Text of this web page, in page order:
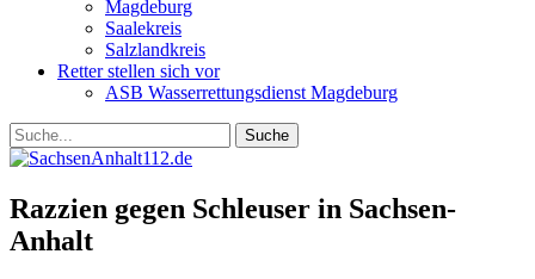
Magdeburg
Saalekreis
Salzlandkreis
Retter stellen sich vor
ASB Wasserrettungsdienst Magdeburg
Razzien gegen Schleuser in Sachsen-
Anhalt